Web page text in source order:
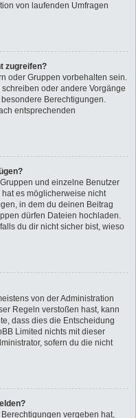
von laufenden Umfragen
zugreifen?
oder Gruppen vorbehalten sein.
oder andere Vorgänge
Berechtigungen.
entsprechenden
und einzelne Benutzer
es möglicherweise nicht
in dem du deinen Beitrag
dürfen Dateien hochladen.
du dir nicht sicher bist, wieso
von der Administration
Regeln verstoßen hast, kann
dass dies die Entscheidung
Limited nichts mit dieser
sofern du die nicht
vergeben hat,